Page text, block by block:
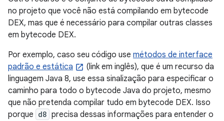
no projeto que você não está compilando em bytecode
DEX, mas que é necessário para compilar outras classes
em bytecode DEX.
Por exemplo, caso seu código use métodos de interface
padrão e estática
(link em inglês), que é um recurso da
linguagem Java 8, use essa sinalização para especificar o
caminho para todo o bytecode Java do projeto, mesmo
que não pretenda compilar tudo em bytecode DEX. Isso
porque d8 precisa dessas informações para entender o